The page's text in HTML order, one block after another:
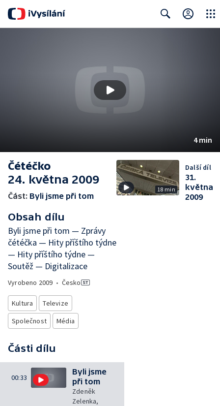
4 min
Čétéčko
24. května 2009
Část: Byli jsme při tom
Obsah dílu
Byli jsme při tom — Zprávy
čétéčka — Hity příštího týdne
— Hity příštího týdne —
Soutěž — Digitalizace
Vyrobeno 2009 • Česko
Kultura
Televize
Společnost
Média
Části dílu
00:33
Byli jsme
při tom
Zdeněk
Zelenka,
18 min
Další díl
31.
května
2009